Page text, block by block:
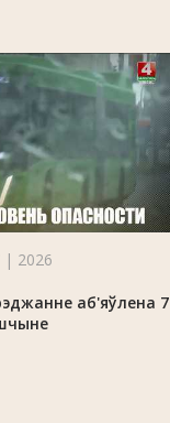
| 2026
аб'яўлена 7